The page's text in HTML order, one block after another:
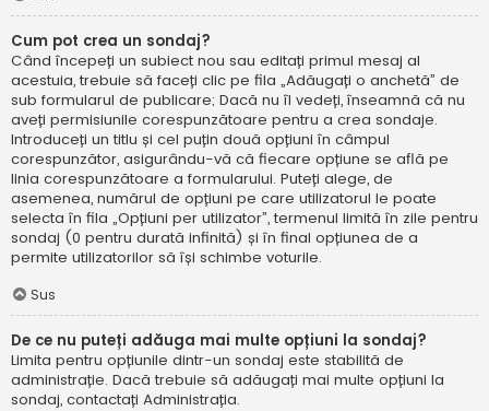
Cum pot crea un sondaj?
Când începeți un subiect nou sau editați primul mesaj al
acestuia, trebuie să faceți clic pe fila „Adăugați o anchetă” de
sub formularul de publicare; Dacă nu îl vedeți, înseamnă că nu
aveți permisiunile corespunzătoare pentru a crea sondaje.
Introduceți un titlu și cel puțin două opțiuni în câmpul
corespunzător, asigurându-vă că fiecare opțiune se află pe
linia corespunzătoare a formularului. Puteți alege, de
asemenea, numărul de opțiuni pe care utilizatorul le poate
selecta în fila „Opțiuni per utilizator”, termenul limită în zile pentru
sondaj (0 pentru durată infinită) și în final opțiunea de a
permite utilizatorilor să își schimbe voturile.
Sus
De ce nu puteți adăuga mai multe opțiuni la sondaj?
Limita pentru opțiunile dintr-un sondaj este stabilită de
administrație. Dacă trebuie să adăugați mai multe opțiuni la
sondaj, contactați Administrația.